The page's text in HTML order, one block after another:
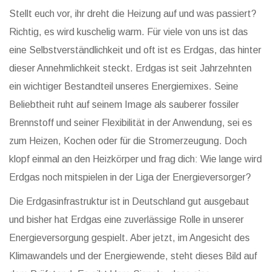
Stellt euch vor, ihr dreht die Heizung auf und was passiert?
Richtig, es wird kuschelig warm. Für viele von uns ist das
eine Selbstverständlichkeit und oft ist es Erdgas, das hinter
dieser Annehmlichkeit steckt. Erdgas ist seit Jahrzehnten
ein wichtiger Bestandteil unseres Energiemixes. Seine
Beliebtheit ruht auf seinem Image als sauberer fossiler
Brennstoff und seiner Flexibilität in der Anwendung, sei es
zum Heizen, Kochen oder für die Stromerzeugung. Doch
klopf einmal an den Heizkörper und frag dich: Wie lange wird
Erdgas noch mitspielen in der Liga der Energieversorger?
Die Erdgasinfrastruktur ist in Deutschland gut ausgebaut
und bisher hat Erdgas eine zuverlässige Rolle in unserer
Energieversorgung gespielt. Aber jetzt, im Angesicht des
Klimawandels und der Energiewende, steht dieses Bild auf